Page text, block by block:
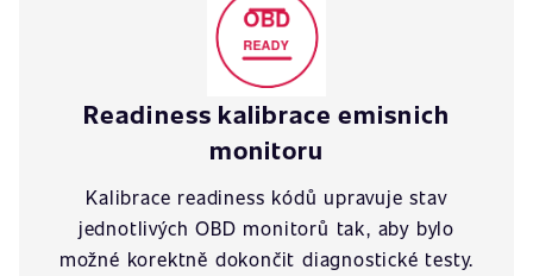
Readiness kalibrace emisnich
monitoru
Kalibrace readiness kódů upravuje stav
jednotlivých OBD monitorů tak, aby bylo
možné korektně dokončit diagnostické testy.